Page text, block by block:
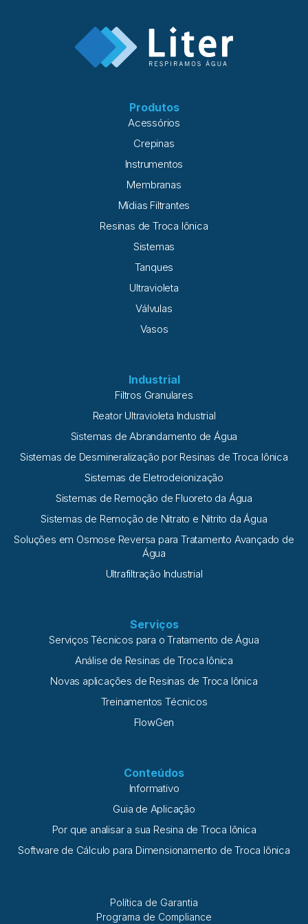
confiabilidade da operação. O que a limpeza química
resolve (e o que ela não resolve) A limpeza química em
sistemas de osmose reversa é indicada quando a perda de
Produtos
Acessórios
Crepinas
Instrumentos
Membranas
Mídias Filtrantes
Resinas de Troca Iônica
Sistemas
Tanques
Ultravioleta
Válvulas
Vasos
Industrial
Filtros Granulares
Reator Ultravioleta Industrial
Sistemas de Abrandamento de Água
Sistemas de Desmineralização por Resinas de Troca Iônica
Sistemas de Eletrodeionização
Sistemas de Remoção de Fluoreto da Água
Sistemas de Remoção de Nitrato e Nitrito da Água
Soluções em Osmose Reversa para Tratamento Avançado de
Água
Ultrafiltração Industrial
Serviços
Serviços Técnicos para o Tratamento de Água
Análise de Resinas de Troca Iônica
Novas aplicações de Resinas de Troca Iônica
Treinamentos Técnicos
FlowGen
Conteúdos
Informativo
Guia de Aplicação
Por que analisar a sua Resina de Troca Iônica
Software de Cálculo para Dimensionamento de Troca Iônica
Política de Garantia
Programa de Compliance